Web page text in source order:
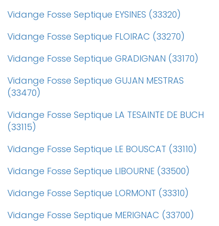
Vidange Fosse Septique EYSINES (33320)
Vidange Fosse Septique FLOIRAC (33270)
Vidange Fosse Septique GRADIGNAN (33170)
Vidange Fosse Septique GUJAN MESTRAS
(33470)
Vidange Fosse Septique LA TESAINTE DE BUCH
(33115)
Vidange Fosse Septique LE BOUSCAT (33110)
Vidange Fosse Septique LIBOURNE (33500)
Vidange Fosse Septique LORMONT (33310)
Vidange Fosse Septique MERIGNAC (33700)